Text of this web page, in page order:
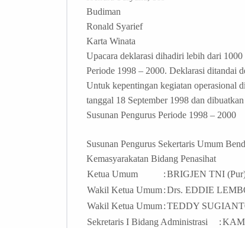
Budiman
Ronald Syarief
Karta Winata
Upacara deklarasi dihadiri lebih dari
Periode 1998 – 2000. Deklarasi ditandai
Untuk kepentingan kegiatan operasional
tanggal 18 September 1998 dan
Susunan Pengurus Periode 1998 – 2000
Susunan Pengurus Sekertaris Umum
Kemasyarakatan Bidang Penasihat
Ketua Umum
:BRIGJEN TNI
Wakil Ketua Umum:Drs. EDDIE
Wakil Ketua Umum:TEDDY
Sekretaris I Bidang Administrasi
: